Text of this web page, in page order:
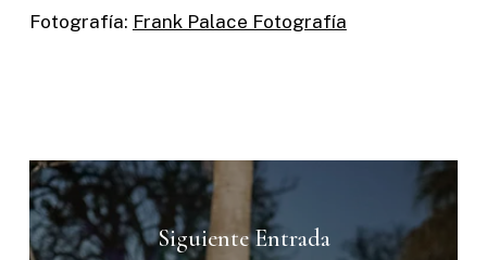
Fotografía: Frank Palace Fotografía
Siguiente Entrada